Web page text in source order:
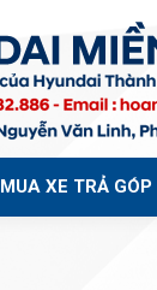
MUA XE TRẢ GÓP